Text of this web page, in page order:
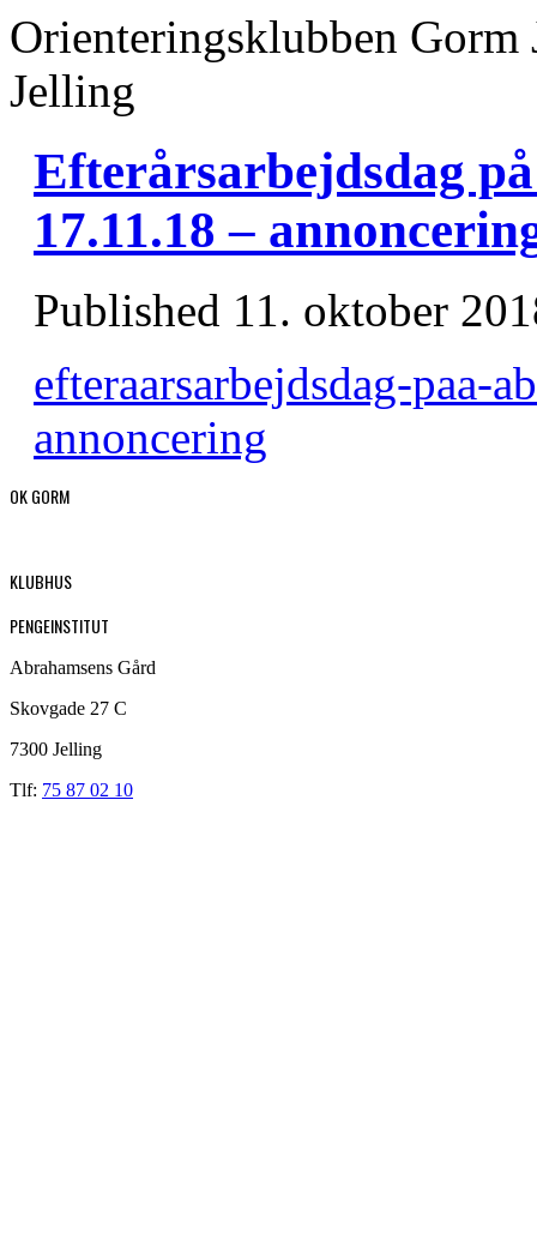
Orienteringsklubben
Jelling
Efterårsarbejdsdag
17.11.18 –
Published 11. oktober
efteraarsarbejdsdag-paa-
annoncering
OK GORM
KLUBHUS
PENGEINSTITUT
Abrahamsens Gård
Skovgade 27 C
7300 Jelling
Tlf: 75 87 02 10